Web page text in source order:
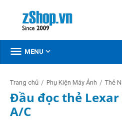
 MENU 
Trang chủ / Phụ Kiện Máy Ảnh / Thẻ
Đầu đọc thẻ Lexar
A/C